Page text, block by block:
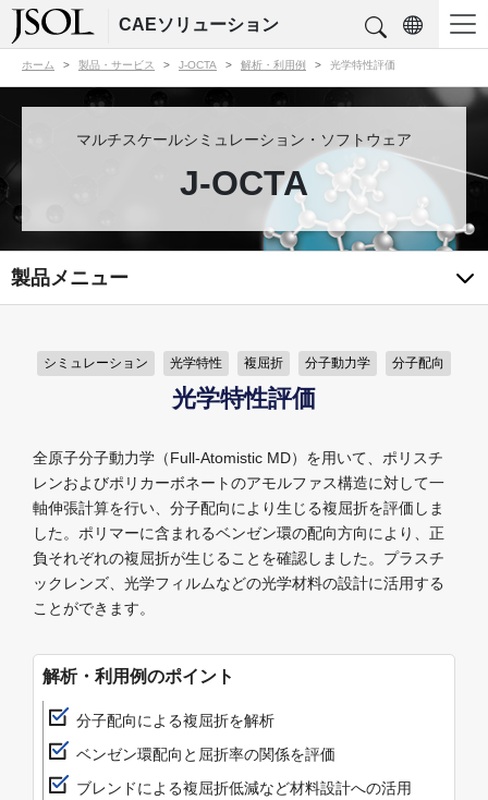
CAEソリューション
ホーム 製品・サービス J-OCTA 解析・利用例 光学特性評価
マルチスケールシミュレーション・ソフトウェア
J-OCTA
製品メニュー
シミュレーション 光学特性 複屈折 分子動力学 分子配向
光学特性評価
全原子分子動力学（Full-Atomistic MD）を用いて、ポリスチ
レンおよびポリカーボネートのアモルファス構造に対して一
軸伸張計算を行い、分子配向により生じる複屈折を評価しま
した。ポリマーに含まれるベンゼン環の配向方向により、正
負それぞれの複屈折が生じることを確認しました。プラスチ
ックレンズ、光学フィルムなどの光学材料の設計に活用する
ことができます。
解析・利用例のポイント
分子配向による複屈折を解析
ベンゼン環配向と屈折率の関係を評価
ブレンドによる複屈折低減など材料設計への活用